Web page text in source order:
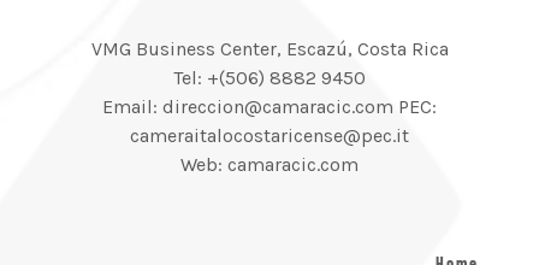
VMG Business Center, Escazú, Costa Rica
Tel: +(506) 8882 9450
Email: direccion@camaracic.com PEC:
cameraitalocostaricense@pec.it
Web: camaracic.com